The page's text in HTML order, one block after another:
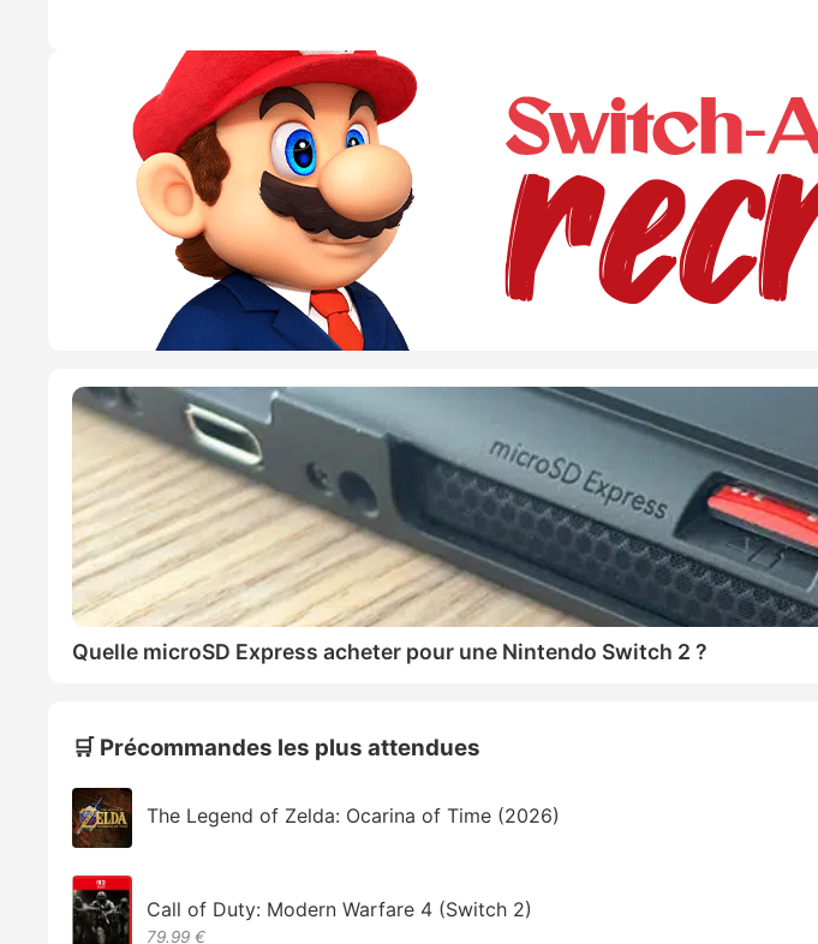
Quelle microSD Express acheter pour une Nintendo Switch 2 ?
🛒 Précommandes les plus attendues
The Legend of Zelda: Ocarina of Time (2026)
Call of Duty: Modern Warfare 4 (Switch 2)
79.99 €